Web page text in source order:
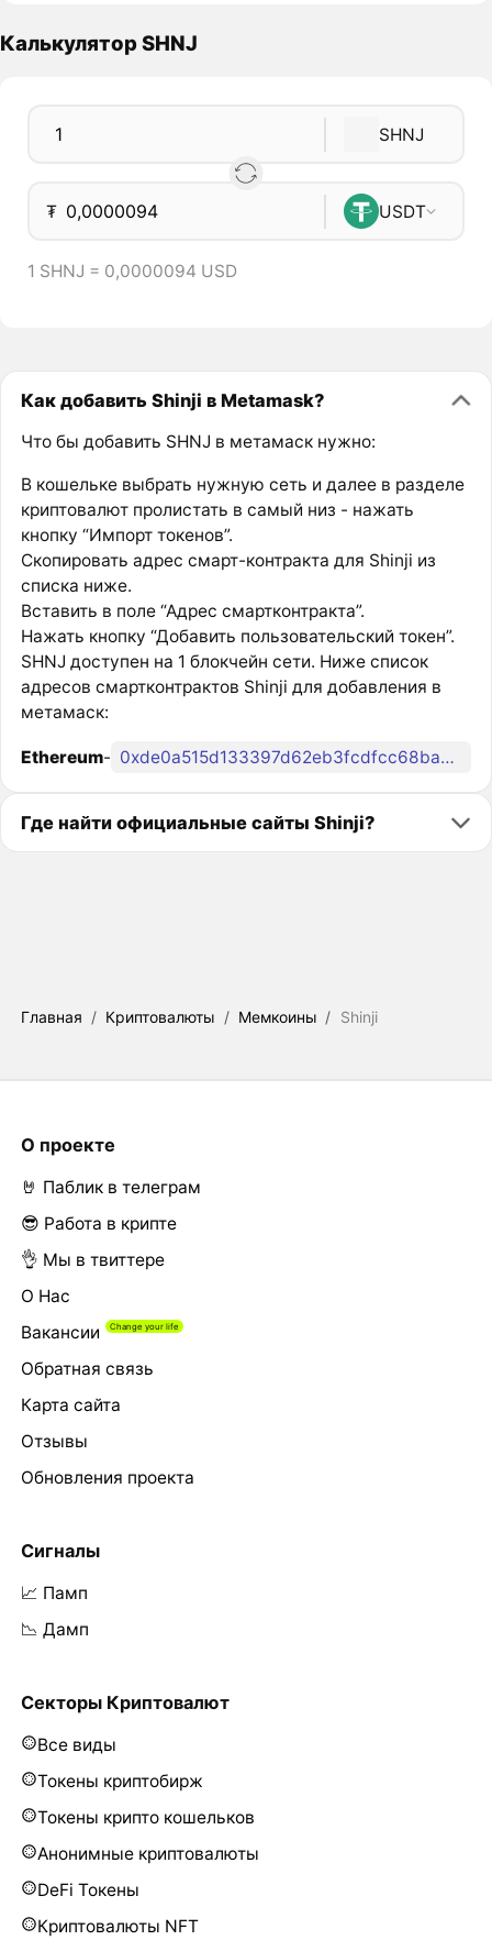
Калькулятор SHNJ
SHNJ
₮ USDT
1 SHNJ = 0,0000094 USD
Как добавить Shinji в Metamask?
Что бы добавить SHNJ в метамаск нужно:
В кошельке выбрать нужную сеть и далее в разделе
криптовалют пролистать в самый низ - нажать
кнопку “Импорт токенов”.
Скопировать адрес смарт-контракта для Shinji из
списка ниже.
Вставить в поле “Адрес смартконтракта”.
Нажать кнопку “Добавить пользовательский токен”.
SHNJ доступен на 1 блокчейн сети. Ниже список
адресов смартконтрактов Shinji для добавления в
метамаск:
Ethereum- 0xde0a515d133397d62eb3fcdfcc68ba4904ac49c0
Где найти официальные сайты Shinji?
Главная / Криптовалюты / Мемкоины / Shinji
О проекте
🤘 Паблик в телеграм
😎 Работа в крипте
👌 Мы в твиттере
О Нас
Вакансии
Обратная связь
Карта сайта
Отзывы
Обновления проекта
Сигналы
📈 Памп
📉 Дамп
Секторы Криптовалют
Все виды
Токены криптобирж
Токены крипто кошельков
Анонимные криптовалюты
DeFi Токены
Криптовалюты NFT